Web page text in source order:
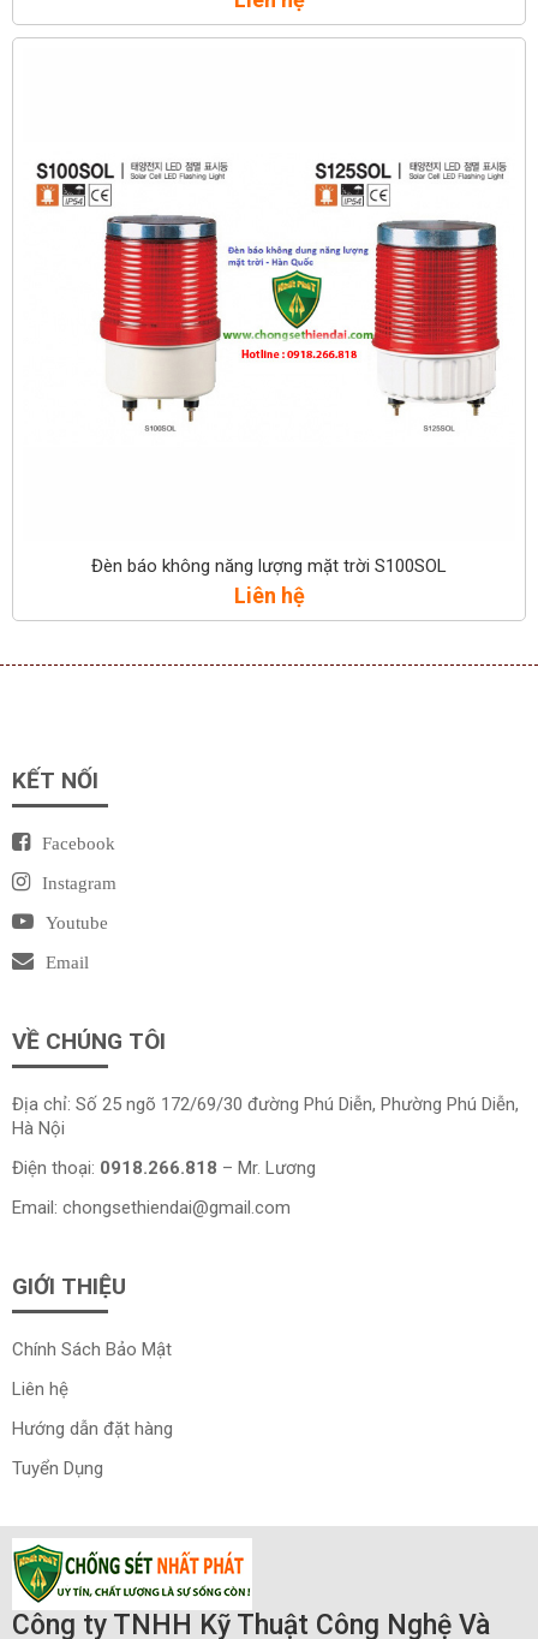
Đèn báo không năng lượng mặt trời S100SOL
Liên hệ
KẾT NỐI
Facebook
Instagram
Youtube
Email
VỀ CHÚNG TÔI
Địa chỉ: Số 25 ngõ 172/69/30 đường Phú Diễn, Phường Phú Diễn,
Hà Nội
Điện thoại: 0918.266.818 – Mr. Lương
Email: chongsethiendai@gmail.com
GIỚI THIỆU
Chính Sách Bảo Mật
Liên hệ
Hướng dẫn đặt hàng
Tuyển Dụng
Công ty TNHH Kỹ Thuật Công Nghệ Và